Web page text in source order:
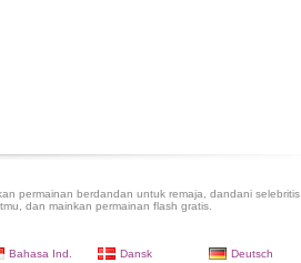
permainan berdandan untuk remaja, dandani selebritis
dan mainkan permainan flash gratis.
Bahasa Ind. Dansk
Deutsch